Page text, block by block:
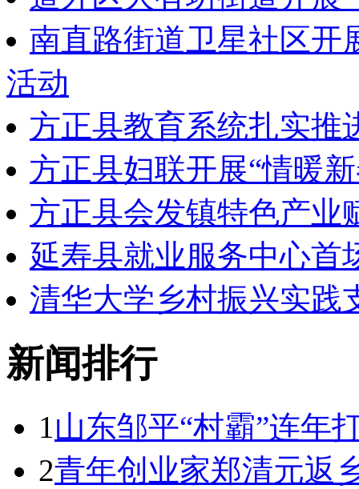
南直路街道卫星社区开
活动
方正县教育系统扎实
方正县妇联开展“情暖
方正县会发镇特色产
延寿县就业服务中心首
清华大学乡村振兴实践
新闻排行
1山东邹平“村霸”连年
2青年创业家郑清元返